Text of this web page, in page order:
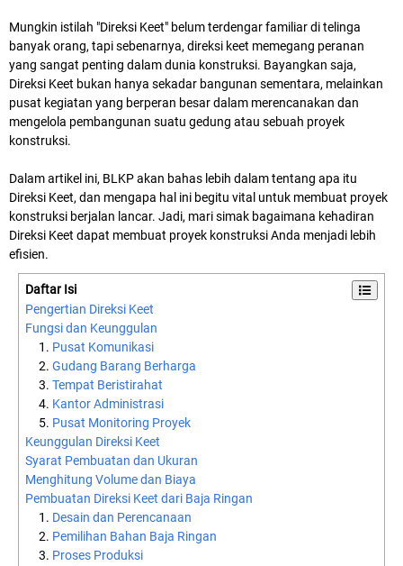
Mungkin istilah "Direksi Keet" belum terdengar familiar di telinga
banyak orang, tapi sebenarnya, direksi keet memegang peranan
yang sangat penting dalam dunia konstruksi. Bayangkan saja,
Direksi Keet bukan hanya sekadar bangunan sementara, melainkan
pusat kegiatan yang berperan besar dalam merencanakan dan
mengelola pembangunan suatu gedung atau sebuah proyek
konstruksi.
Dalam artikel ini, BLKP akan bahas lebih dalam tentang apa itu
Direksi Keet, dan mengapa hal ini begitu vital untuk membuat proyek
konstruksi berjalan lancar. Jadi, mari simak bagaimana kehadiran
Direksi Keet dapat membuat proyek konstruksi Anda menjadi lebih
efisien.
Daftar Isi
Pengertian Direksi Keet
Fungsi dan Keunggulan
Pusat Komunikasi
Gudang Barang Berharga
Tempat Beristirahat
Kantor Administrasi
Pusat Monitoring Proyek
Keunggulan Direksi Keet
Syarat Pembuatan dan Ukuran
Menghitung Volume dan Biaya
Pembuatan Direksi Keet dari Baja Ringan
Desain dan Perencanaan
Pemilihan Bahan Baja Ringan
Proses Produksi